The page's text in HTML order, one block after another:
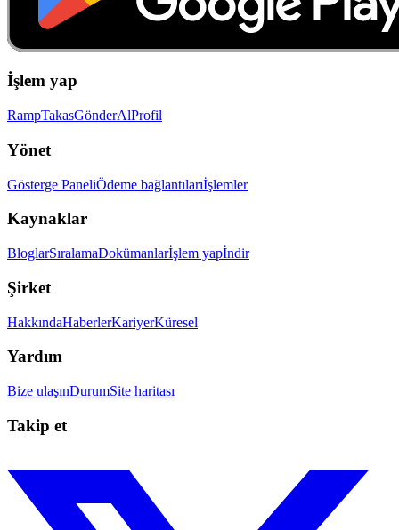
İşlem yap
RampTakasGönderAlProfil
Yönet
Gösterge PaneliÖdeme bağlantılarıİşlemler
Kaynaklar
BloglarSıralamaDokümanlarİşlem yapİndir
Şirket
HakkındaHaberlerKariyerKüresel
Yardım
Bize ulaşınDurumSite haritası
Takip et